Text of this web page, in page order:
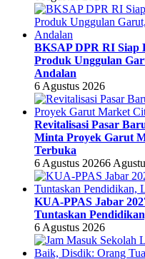
BKSAP DPR RI Siap
Produk Unggulan
Andalan
6 Agustus 2026
Revitalisasi Pasar
Minta Proyek Garut
Terbuka
6 Agustus 20266
KUA-PPAS Jabar
Tuntaskan
6 Agustus 2026